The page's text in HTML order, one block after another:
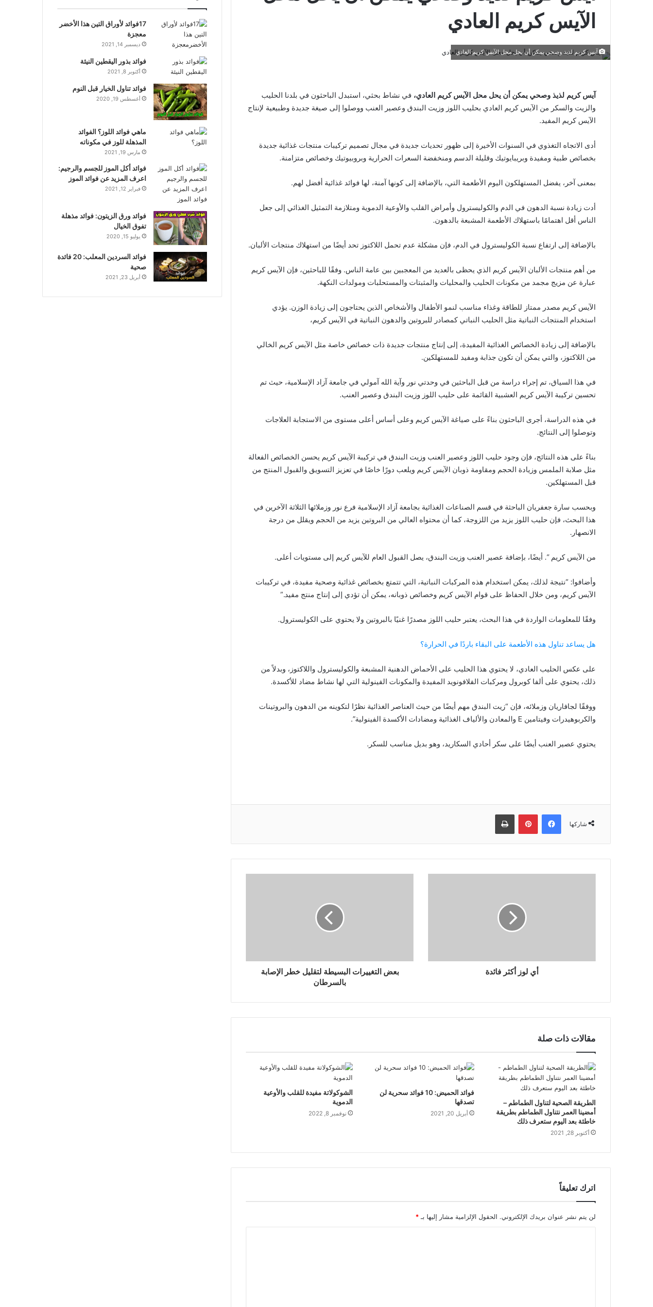
الآيس كريم العادي
آيس كريم لذيذ وصحي يمكن أن يحل محل الآيس كريم العادي
آيس كريم لذيذ وصحي يمكن أن يحل محل الآيس كريم العادي، في نشاط بحثي، استبدل الباحثون في بلدنا الحليب
والزيت والسكر من الآيس كريم العادي بحليب اللوز وزيت البندق وعصير العنب ووصلوا إلى صيغة جديدة وطبيعية لإنتاج
الآيس كريم المفيد.
أدى الاتجاه التغذوي في السنوات الأخيرة إلى ظهور تحديات جديدة في مجال تصميم تركيبات منتجات غذائية جديدة
بخصائص طبية ومفيدة وبريبايوتيك وقليلة الدسم ومنخفضة السعرات الحرارية وبروبيوتيك وخصائص متزامنة.
بمعنى آخر، يفضل المستهلكون اليوم الأطعمة التي، بالإضافة إلى كونها آمنة، لها فوائد غذائية أفضل لهم.
أدت زيادة نسبة الدهون في الدم والكوليسترول وأمراض القلب والأوعية الدموية ومتلازمة التمثيل الغذائي إلى جعل
الناس أقل اهتمامًا باستهلاك الأطعمة المشبعة بالدهون.
بالإضافة إلى ارتفاع نسبة الكوليسترول في الدم، فإن مشكلة عدم تحمل اللاكتوز تحد أيضًا من استهلاك منتجات الألبان.
من أهم منتجات الألبان الآيس كريم الذي يحظى بالعديد من المعجبين بين عامة الناس. وفقًا للباحثين، فإن الآيس كريم
عبارة عن مزيج مجمد من مكونات الحليب والمحليات والمثبتات والمستحلبات ومولدات النكهة.
الآيس كريم مصدر ممتاز للطاقة وغذاء مناسب لنمو الأطفال والأشخاص الذين يحتاجون إلى زيادة الوزن. يؤدي
استخدام المنتجات النباتية مثل الحليب النباتي كمصادر للبروتين والدهون النباتية في الآيس كريم،
بالإضافة إلى زيادة الخصائص الغذائية المفيدة، إلى إنتاج منتجات جديدة ذات خصائص خاصة مثل الآيس كريم الخالي
من اللاكتوز، والتي يمكن أن تكون جذابة ومفيد للمستهلكين.
في هذا السياق، تم إجراء دراسة من قبل الباحثين في وحدتي نور وآية الله آمولي في جامعة آزاد الإسلامية، حيث تم
تحسين تركيبة الآيس كريم العشبية القائمة على حليب اللوز وزيت البندق وعصير العنب.
في هذه الدراسة، أجرى الباحثون بناءً على صياغة الآيس كريم وعلى أساس أعلى مستوى من الاستجابة العلاجات
وتوصلوا إلى النتائج.
بناءً على هذه النتائج، فإن وجود حليب اللوز وعصير العنب وزيت البندق في تركيبة الآيس كريم يحسن الخصائص الفعالة
مثل صلابة الملمس وزيادة الحجم ومقاومة ذوبان الآيس كريم ويلعب دورًا خاصًا في تعزيز التسويق والقبول المنتج من
قبل المستهلكين.
وبحسب سارة جعفريان الباحثة في قسم الصناعات الغذائية بجامعة آزاد الإسلامية فرع نور وزملائها الثلاثة الآخرين في
هذا البحث، فإن حليب اللوز يزيد من اللزوجة، كما أن محتواه العالي من البروتين يزيد من الحجم ويقلل من درجة
الانصهار.
من الآيس كريم “. أيضًا، بإضافة عصير العنب وزيت البندق، يصل القبول العام للآيس كريم إلى مستويات أعلى.
وأضافوا: “نتيجة لذلك، يمكن استخدام هذه المركبات النباتية، التي تتمتع بخصائص غذائية وصحية مفيدة، في تركيبات
الآيس كريم، ومن خلال الحفاظ على قوام الآيس كريم وخصائص ذوبانه، يمكن أن تؤدي إلى إنتاج منتج مفيد.”
وفقًا للمعلومات الواردة في هذا البحث، يعتبر حليب اللوز مصدرًا غنيًا بالبروتين ولا يحتوي على الكوليسترول.
هل يساعد تناول هذه الأطعمة على البقاء باردًا في الحرارة؟
على عكس الحليب العادي، لا يحتوي هذا الحليب على الأحماض الدهنية المشبعة والكوليسترول واللاكتوز، وبدلاً من
ذلك، يحتوي على ألفا كوبرول ومركبات الفلافونويد المفيدة والمكونات الفينولية التي لها نشاط مضاد للأكسدة.
ووفقًا لجافاريان وزملائه، فإن “زيت البندق مهم أيضًا من حيث العناصر الغذائية نظرًا لتكوينه من الدهون والبروتينات
والكربوهيدرات وفيتامين E والمعادن والألياف الغذائية ومضادات الأكسدة الفينولية”.
يحتوي عصير العنب أيضًا على سكر أحادي السكاريد، وهو بديل مناسب للسكر.
شاركها
فيسبوك بينتيريستطباعة
أي لوز أكثر فائدة
بعض التغييرات البسيطة لتقليل خطر الإصابة
بالسرطان
مقالات ذات صلة
الطريقة الصحية لتناول الطماطم –
أمضينا العمر نتناول الطماطم بطريقة
خاطئة بعد اليوم ستعرف ذلك
أكتوبر 28, 2021
فوائد الحميض: 10 فوائد سحرية لن
تصدقها
أبريل 20, 2021
الشوكولاتة مفيدة للقلب والأوعية
الدموية
نوفمبر 8, 2022
اترك تعليقاً
لن يتم نشر عنوان بريدك الإلكتروني. الحقول الإلزامية مشار إليها بـ *
17فوائد لأوراق التين هذا الأخضر
معجزة
ديسمبر 14, 2021
فوائد بذور اليقطين النيئة
أكتوبر 8, 2021
فوائد تناول الخيار قبل النوم
أغسطس 19, 2020
ماهي فوائد اللوز؟ الفوائد
المذهلة للوز في مكوناته
مارس 19, 2021
فوائد أكل الموز للجسم والرجيم:
اعرف المزيد عن فوائد الموز
فبراير 12, 2021
فوائد ورق الزيتون: فوائد مذهلة
تفوق الخيال
يوليو 15, 2020
فوائد السردين المعلب: 20 فائدة
صحية
أبريل 23, 2021